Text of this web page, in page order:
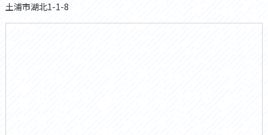
土浦市湖北1-1-8